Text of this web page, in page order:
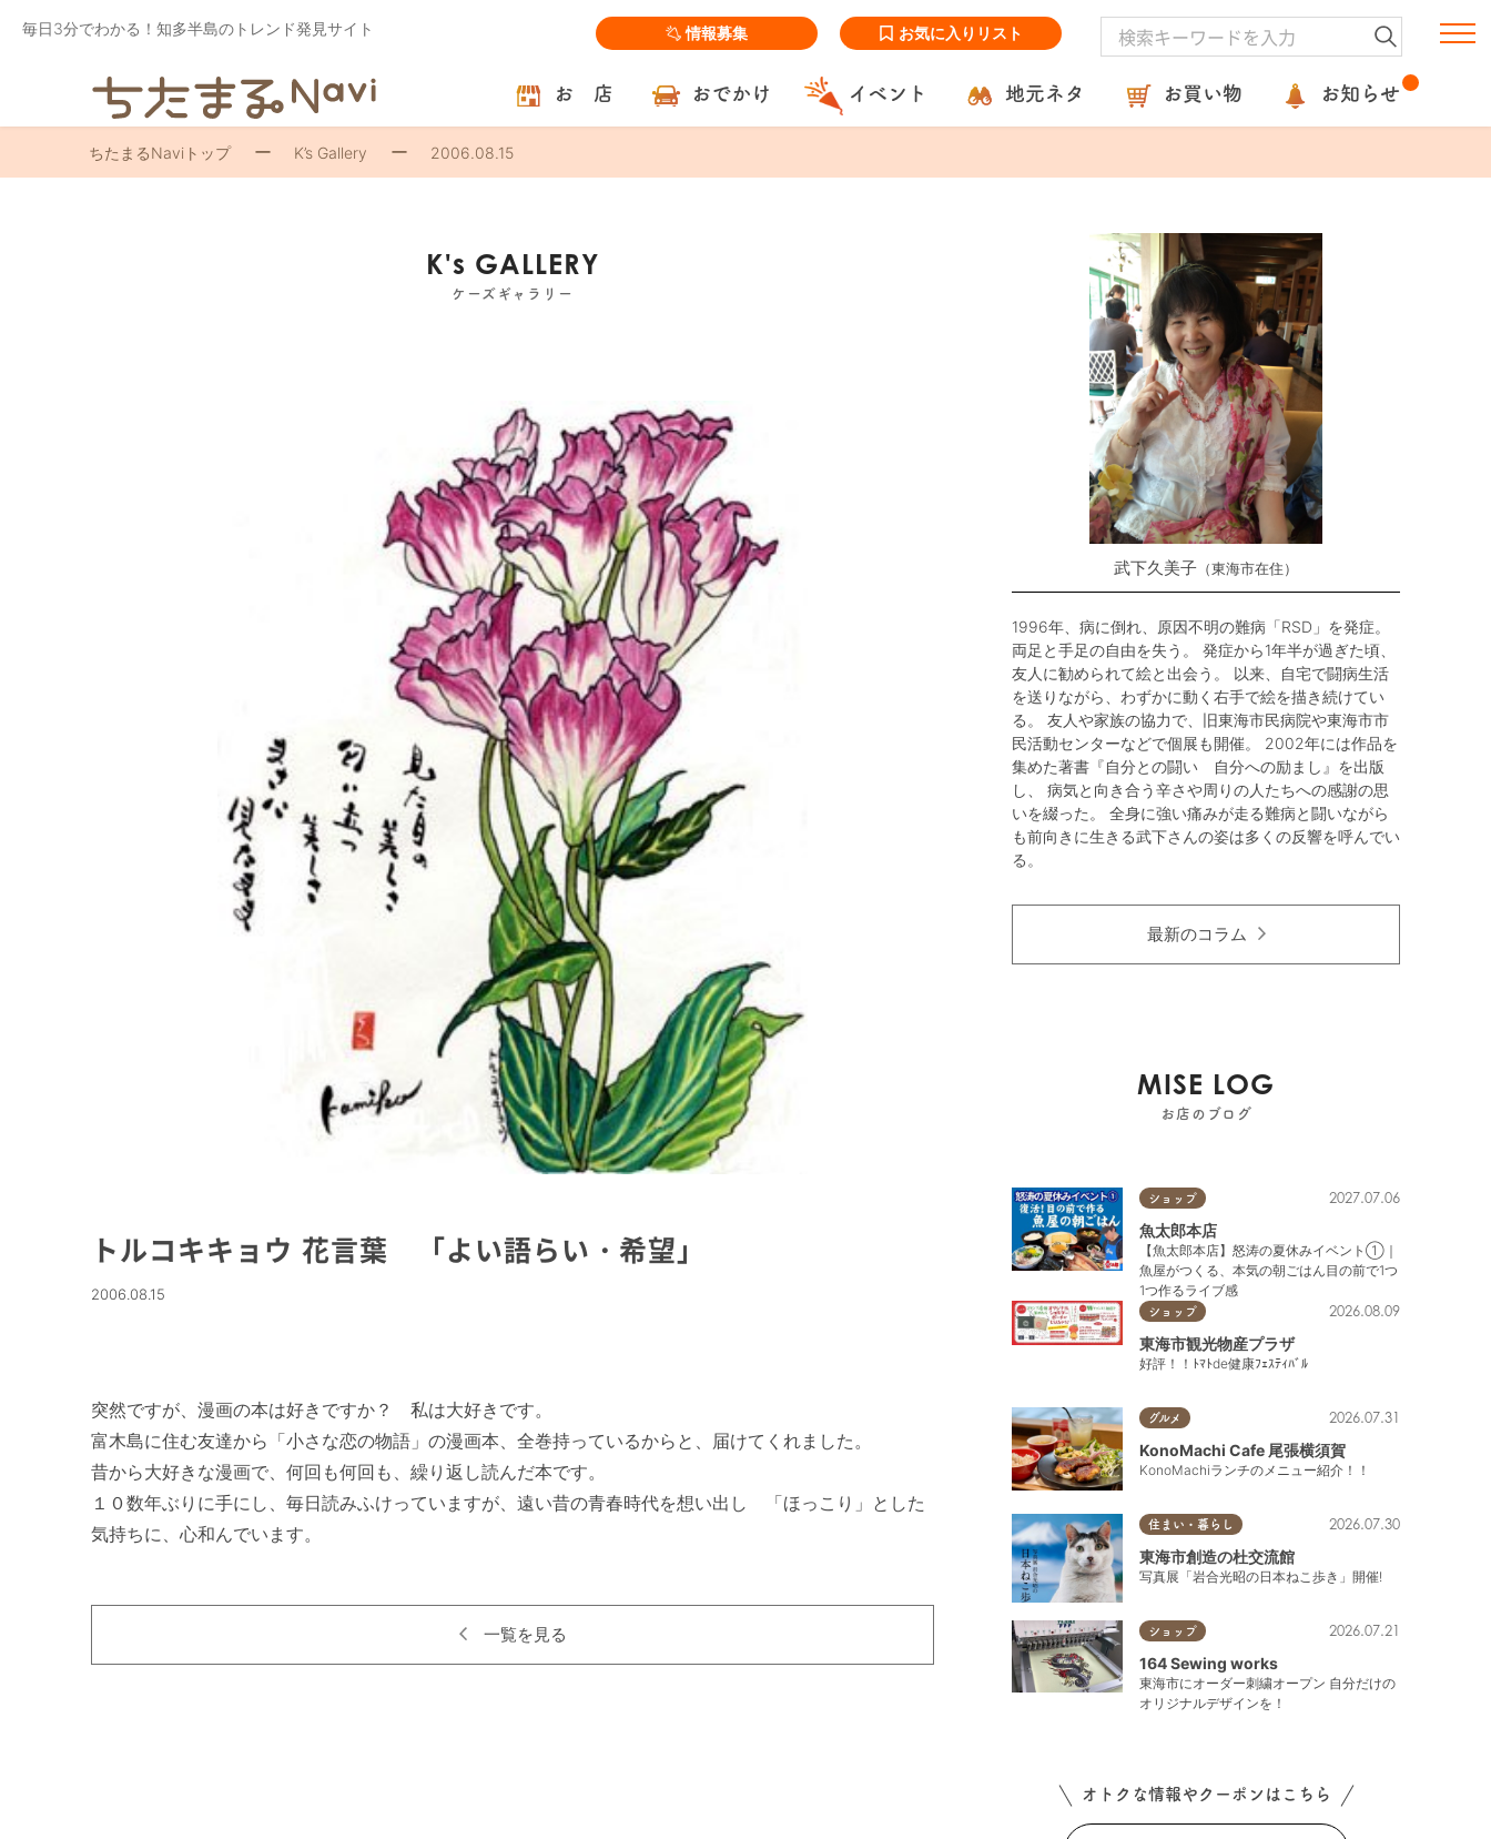
毎日3分でわかる！知多半島のトレンド発見サイト 情報募集 お気に入りリスト
お 店 おでかけ イベント 地元ネタ お買い物 お知らせ
ちたまるNaviトップ K’s Gallery 2006.08.15
K's GALLERY
ケーズギャラリー
トルコキキョウ 花言葉 「よい語らい・希望」
2006.08.15
突然ですが、漫画の本は好きですか？　私は大好きです。
富木島に住む友達から「小さな恋の物語」の漫画本、全巻持っているからと、届けてくれました。
昔から大好きな漫画で、何回も何回も、繰り返し読んだ本です。
１０数年ぶりに手にし、毎日読みふけっていますが、遠い昔の青春時代を想い出し　「ほっこり」とした
一覧を見る
武下久美子 東海市在住
1996年、病に倒れ、原因不明の難病「RSD」を発症。
両足と手足の自由を失う。 発症から1年半が過ぎた頃、
友人に勧められて絵と出会う。 以来、自宅で闘病生活
を送りながら、わずかに動く右手で絵を描き続けてい
る。 友人や家族の協力で、旧東海市民病院や東海市市
民活動センターなどで個展も開催。 2002年には作品を
集めた著書『自分との闘い 自分への励まし』を出版
し、 病気と向き合う辛さや周りの人たちへの感謝の思
いを綴った。 全身に強い痛みが走る難病と闘いながら
も前向きに生きる武下さんの姿は多くの反響を呼んでい
る。
最新のコラム
MISE LOG
お店のブログ
ショップ 2027.07.06
魚太郎本店
【魚太郎本店】怒涛の夏休みイベント①｜
魚屋がつくる、本気の朝ごはん目の前で1つ
1つ作るライブ感
ショップ 2026.08.09
東海市観光物産プラザ
好評！！ﾄﾏﾄde健康ﾌｪｽﾃｨﾊﾞﾙ
グルメ 2026.07.31
KonoMachi Cafe 尾張横須賀
KonoMachiランチのメニュー紹介！！
住まい・暮らし 2026.07.30
東海市創造の杜交流館
写真展「岩合光昭の日本ねこ歩き」開催!
ショップ 2026.07.21
164 Sewing works
東海市にオーダー刺繍オープン 自分だけの
オリジナルデザインを！
オトクな情報やクーポンはこちら